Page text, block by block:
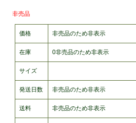
非売品
価格 非売品のため非表示
在庫 0非売品のため非表示
サイズ
発送日数 非売品のため非表示
送料 非売品のため非表示